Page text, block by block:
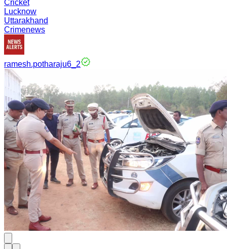
Cricket
Lucknow
Uttarakhand
Crimenews
ramesh.potharaju6_2